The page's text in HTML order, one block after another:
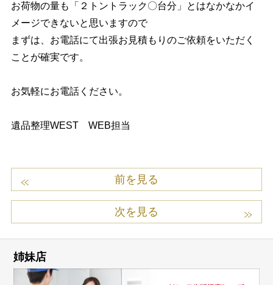
お荷物の量も「２トントラック〇台分」とはなかなかイ
メージできないと思いますので
まずは、お電話にて出張お見積もりのご依頼をいただく
ことが確実です。
お気軽にお電話ください。
遺品整理WEST WEB担当
前を見る
次を見る
姉妹店